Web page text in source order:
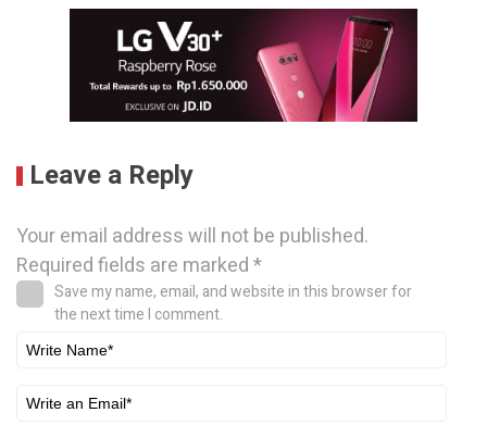
Leave a Reply
Your email address will not be published.
Required fields are marked*
Save my name, email, and website in this browser for
the next time I comment.